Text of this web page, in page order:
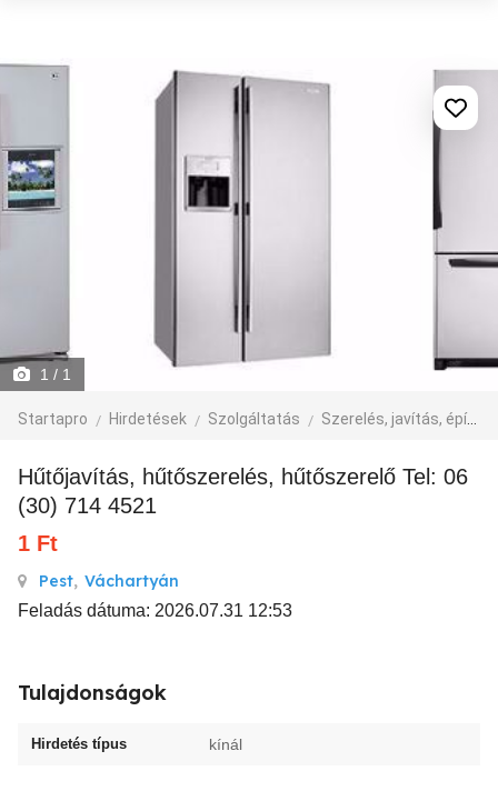
1 / 1
Startapro Hirdetések Szolgáltatás Szerelés, javítás, építkezés
Hűtőjavítás, hűtőszerelés, hűtőszerelő Tel: 06
(30) 714 4521
1 Ft
Pest, Váchartyán
Feladás dátuma: 2026.07.31 12:53
Tulajdonságok
Hirdetés típus kínál